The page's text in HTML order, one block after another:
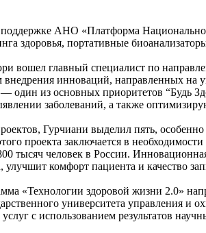
АНО «Платформа
здоровья, портативные
вошел главный специалист по
внедрения инноваций, направленных на
один из основных приоритетов “Будь
заболеваний, а также
Гурчиани выделил пять,
проекта заключается в
тысяч человек в России.
улучшит комфорт пациента и качество
«Технологии здоровой жизни 2.0»
университета управления
с использованием результатов